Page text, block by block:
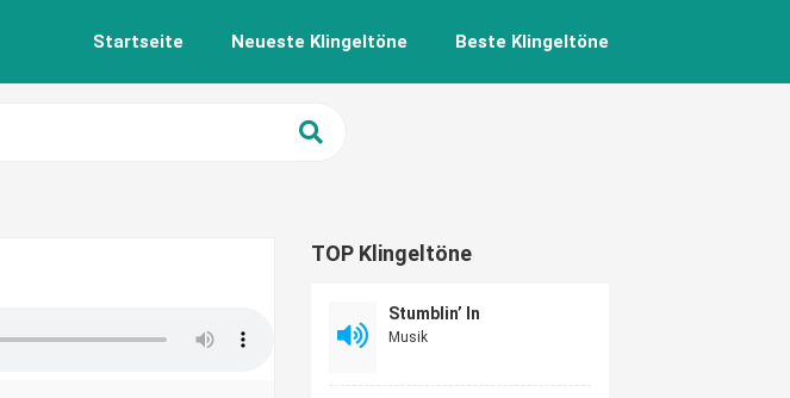
Startseite Neueste Klingeltöne Beste Klingeltöne
TOP Klingeltöne
Stumblin’ In
Musik